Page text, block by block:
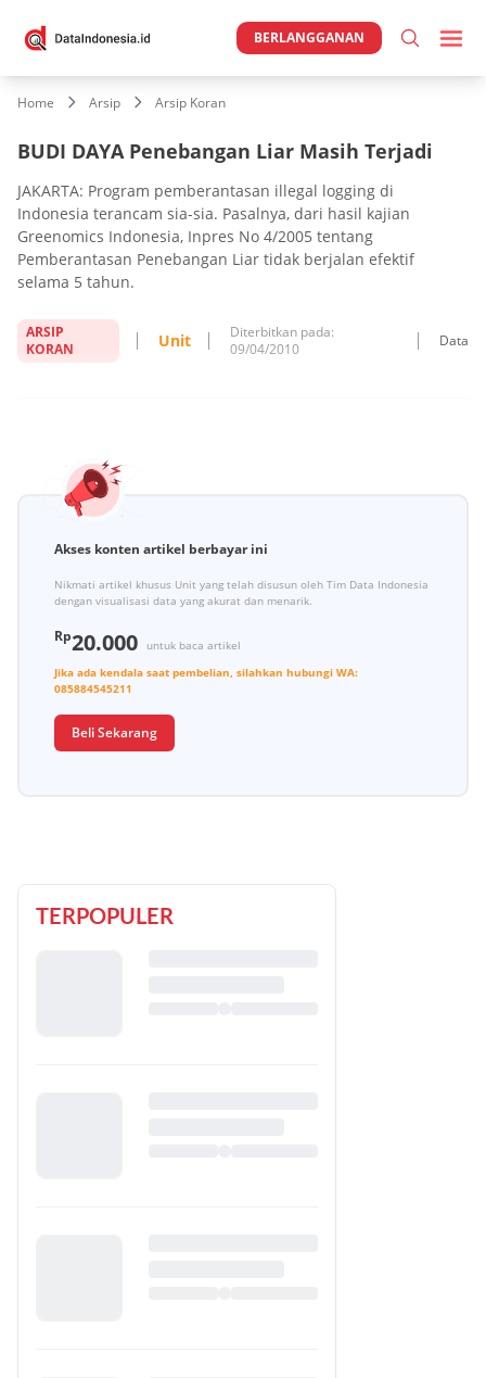
BERLANGGANAN
Home Arsip Arsip Koran
BUDI DAYA Penebangan Liar Masih Terjadi
JAKARTA: Program pemberantasan illegal logging di
Indonesia terancam sia-sia. Pasalnya, dari hasil kajian
Greenomics Indonesia, Inpres No 4/2005 tentang
Pemberantasan Penebangan Liar tidak berjalan efektif
selama 5 tahun.
ARSIP
KORAN
Unit
Diterbitkan pada:
09/04/2010
Data
Akses konten artikel berbayar ini
Nikmati artikel khusus Unit yang telah disusun oleh Tim Data Indonesia
dengan visualisasi data yang akurat dan menarik.
Rp20.000
untuk baca artikel
Jika ada kendala saat pembelian, silahkan hubungi WA:
085884545211
Beli Sekarang
TERPOPULER